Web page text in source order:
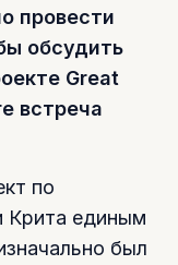
провести
обсудить
Great
встреча
по
Крита единым
был